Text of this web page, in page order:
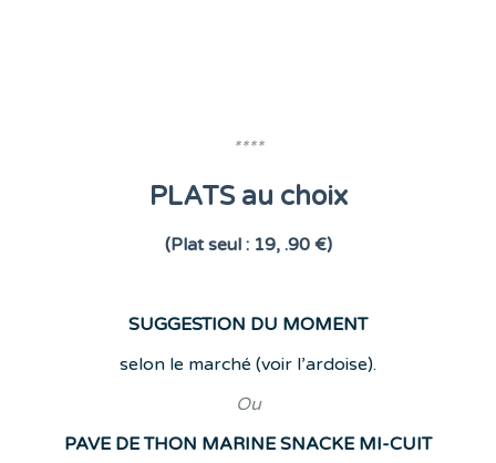
****
PLATS au choix
(Plat seul : 19, .90 €)
SUGGESTION DU MOMENT
selon le marché (voir l’ardoise).
Ou
PAVE DE THON MARINE SNACKE MI-CUIT